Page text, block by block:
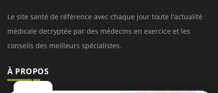
Le site santé de référence avec chaque jour toute l'actualité
médicale decryptée par des médecins en exercice et les
conseils des meilleurs spécialistes.
À PROPOS